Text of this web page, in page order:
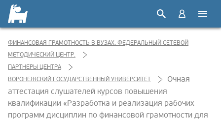
ФИНАНСОВАЯ ГРАМОТНОСТЬ В ВУЗАХ. ФЕДЕРАЛЬНЫЙ СЕТЕВОЙ
МЕТОДИЧЕСКИЙ ЦЕНТР.
ПАРТНЕРЫ ЦЕНТРА
ВОРОНЕЖСКИЙ ГОСУДАРСТВЕННЫЙ УНИВЕРСИТЕТ
Очная
аттестация слушателей курсов повышения
квалификации «Разработка и реализация рабочих
программ дисциплин по финансовой грамотности для